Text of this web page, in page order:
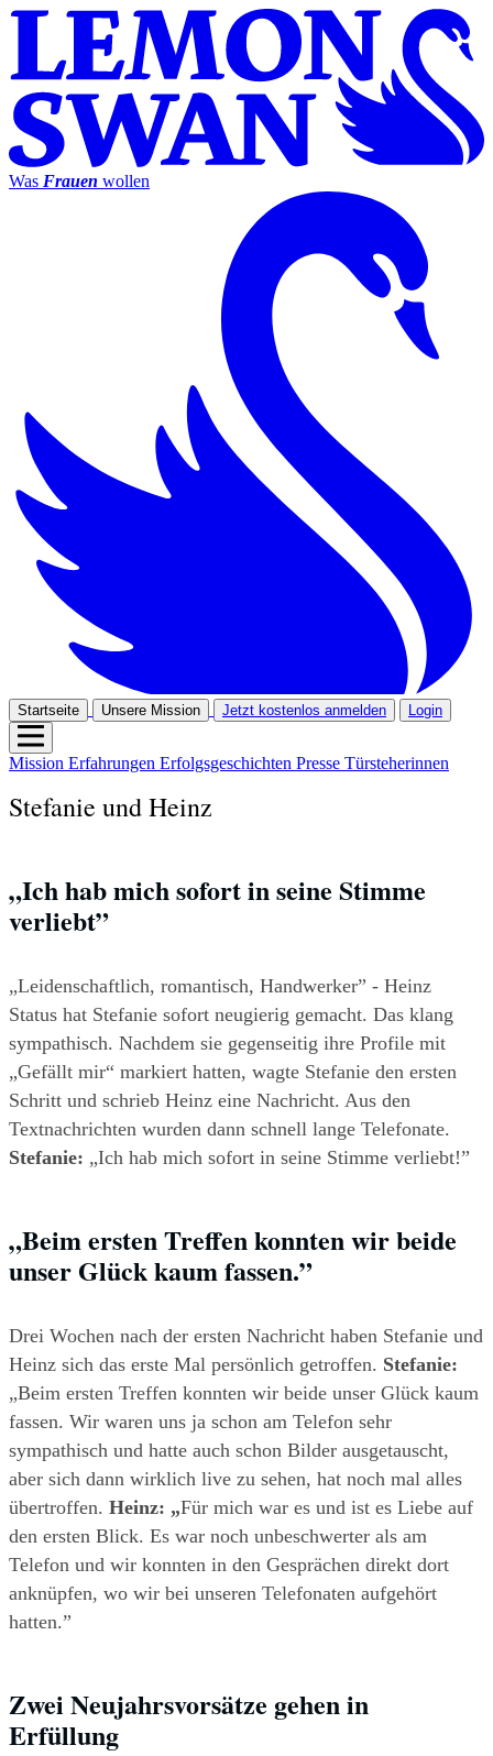
Was Frauen wollen
Startseite Unsere Mission Jetzt kostenlos anmelden Login
Mission Erfahrungen Erfolgsgeschichten Presse Türsteherinnen
Stefanie und Heinz
„Ich hab mich sofort in seine Stimme
verliebt”
„Leidenschaftlich, romantisch, Handwerker” - Heinz
Status hat Stefanie sofort neugierig gemacht. Das klang
sympathisch. Nachdem sie gegenseitig ihre Profile mit
„Gefällt mir“ markiert hatten, wagte Stefanie den ersten
Schritt und schrieb Heinz eine Nachricht. Aus den
Stefanie: „Ich hab mich sofort in seine Stimme verliebt!”
„Beim ersten Treffen konnten wir beide
unser Glück kaum fassen.”
Drei Wochen nach der ersten Nachricht haben Stefanie und
Heinz sich das erste Mal persönlich getroffen. Stefanie:
„Beim ersten Treffen konnten wir beide unser Glück kaum
fassen. Wir waren uns ja schon am Telefon sehr
sympathisch und hatte auch schon Bilder ausgetauscht,
aber sich dann wirklich live zu sehen, hat noch mal alles
übertroffen. Heinz: „Für mich war es und ist es Liebe auf
den ersten Blick. Es war noch unbeschwerter als am
Telefon und wir konnten in den Gesprächen direkt dort
anknüpfen, wo wir bei unseren Telefonaten aufgehört
hatten.”
Zwei Neujahrsvorsätze gehen in
Erfüllung